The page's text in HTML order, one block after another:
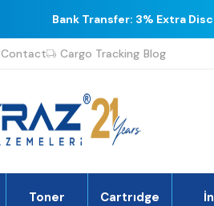
Bank Transfer: 3% Extra
Contact Cargo Tracking Blog
Toner Cartrıdge